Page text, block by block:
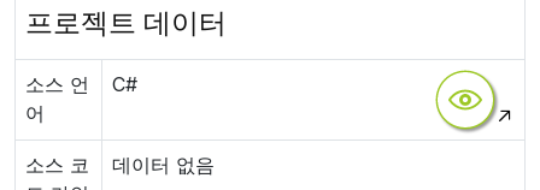
프로젝트 데이터
소스 언
어
C#
소스 코
데이터 없음